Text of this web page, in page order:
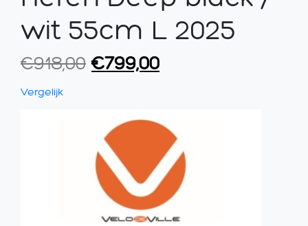
wit 55cm L 2025
€918,00 Oorspronkelijke
€918,00.
€799,00Huidige
€799,00.
Vergelijk